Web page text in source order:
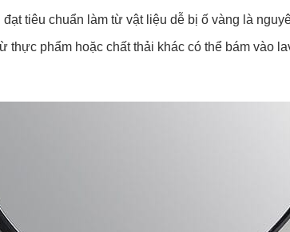
tiêu chuẩn làm từ vật liệu dễ bị ố vàng là
thực phẩm hoặc chất thải khác có thể bám vào